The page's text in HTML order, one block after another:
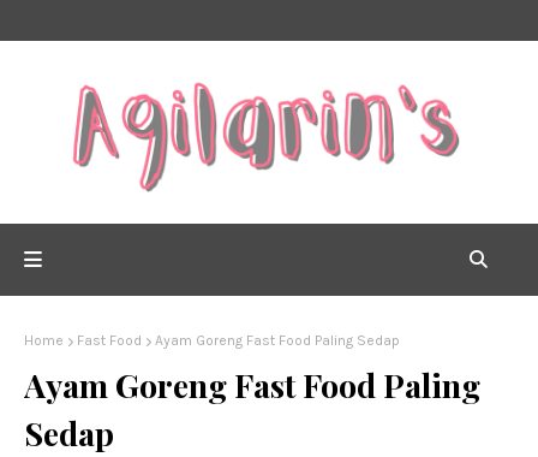
Home Fast Food Ayam Goreng Fast Food Paling Sedap
Ayam Goreng Fast Food Paling
Sedap